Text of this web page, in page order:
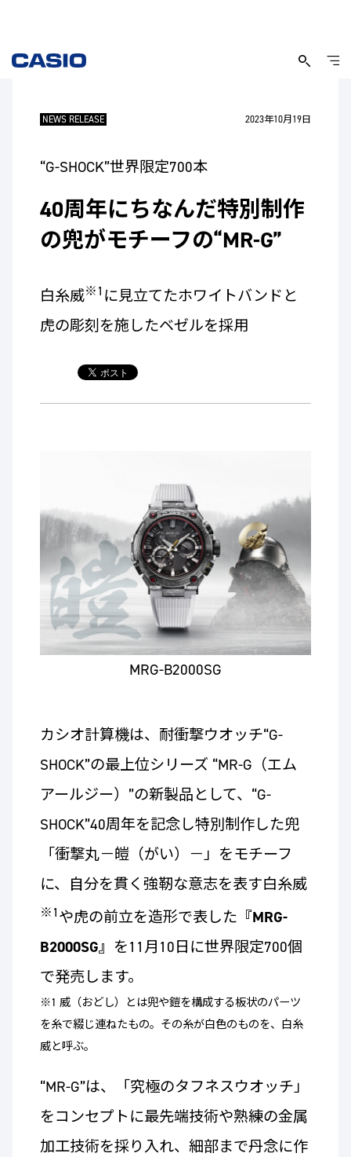
NEWS RELEASE 2023年10月19日
“G-SHOCK”世界限定700本
40周年にちなんだ特別制作
の兜がモチーフの“MR-G”
白糸威※1 に見立てたホワイトバンドと
虎の彫刻を施したベゼルを採用
MRG-B2000SG
カシオ計算機は、耐衝撃ウオッチ“G-
SHOCK”の最上位シリーズ “MR-G（エム
アールジー）”の新製品として、“G-
SHOCK”40周年を記念し特別制作した兜
「衝撃丸－皚（がい）－」をモチーフ
に、自分を貫く強靭な意志を表す白糸威
※1や虎の前立を造形で表した 『MRG-
B2000SG』 を11月10日に世界限定700個
で発売します。
※1 威（おどし）とは兜や鎧を構成する板状のパーツ
を糸で綴じ連ねたもの。その糸が白色のものを、白糸
威と呼ぶ。
“MR-G”は、「究極のタフネスウオッチ」
をコンセプトに最先端技術や熟練の金属
加工技術を採り入れ、細部まで丹念に作